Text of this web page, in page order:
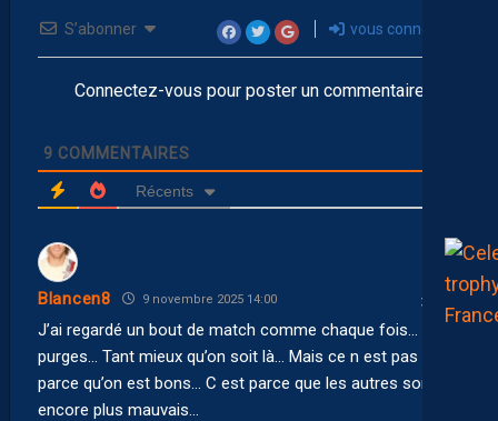
S’abonner vous connecter
Connectez-vous pour poster un commentaire
9 COMMENTAIRES
Récents
Blancen8 9 novembre 2025 14:00
J’ai regardé un bout de match comme chaque fois… Des
purges… Tant mieux qu’on soit là… Mais ce n est pas
parce qu’on est bons… C est parce que les autres sont
encore plus mauvais…